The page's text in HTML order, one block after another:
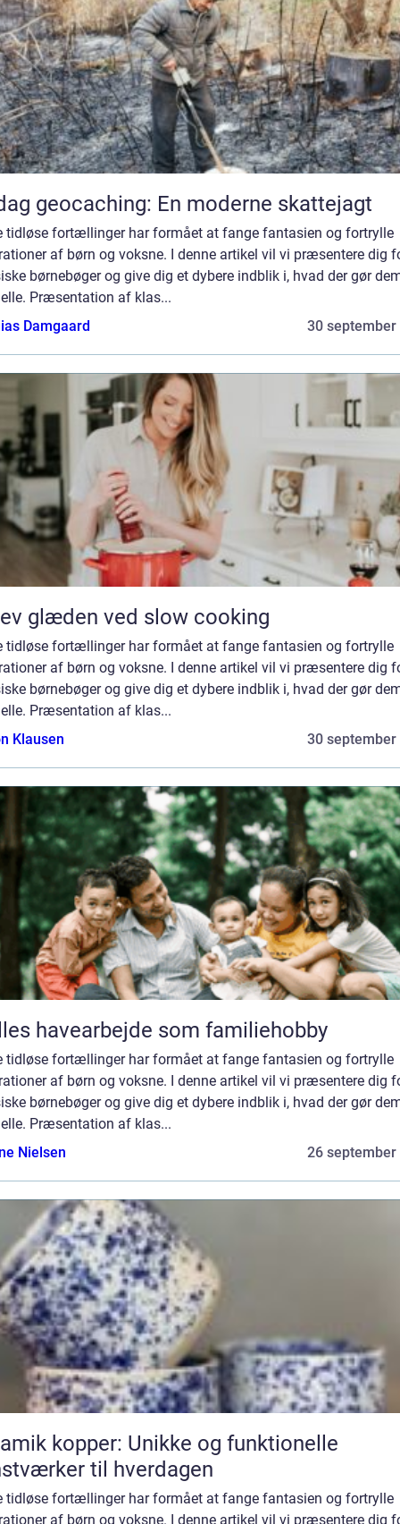
geocaching: En moderne skattejagt
tidløse fortællinger har formået at fange fantasien og fortrylle
af børn og voksne. I denne artikel vil vi præsentere dig
børnebøger og give dig et dybere indblik i, hvad der gør
Præsentation af klas...
Damgaard
30 september
glæden ved slow cooking
tidløse fortællinger har formået at fange fantasien og fortrylle
af børn og voksne. I denne artikel vil vi præsentere dig
børnebøger og give dig et dybere indblik i, hvad der gør
Præsentation af klas...
Klausen
30 september
havearbejde som familiehobby
tidløse fortællinger har formået at fange fantasien og fortrylle
af børn og voksne. I denne artikel vil vi præsentere dig
børnebøger og give dig et dybere indblik i, hvad der gør
Præsentation af klas...
Nielsen
26 september
kopper: Unikke og funktionelle
til hverdagen
tidløse fortællinger har formået at fange fantasien og fortrylle
af børn og voksne. I denne artikel vil vi præsentere dig